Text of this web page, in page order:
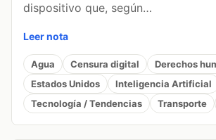
dispositivo que, según…
Leer nota
Agua Censura digital
Derechos
Estados Unidos
Inteligencia Artificial
Tecnología / Tendencias
Transporte